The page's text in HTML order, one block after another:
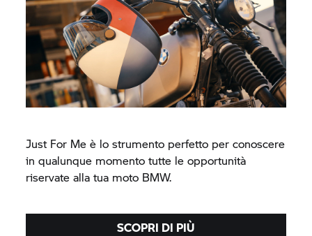
Just For Me è lo strumento perfetto per conoscere
in qualunque momento tutte le opportunità
riservate alla tua moto BMW.
SCOPRI DI PIÙ